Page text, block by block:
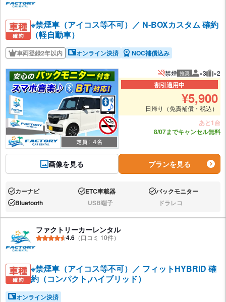
※禁煙車（アイコス等不可）／ N-BOXカスタム 確約
（軽自動車）
車両登録2年以内 オンライン決済 NOC補償込み
画像を見る
禁煙 推奨 推奨人数
×3 推
×2
割引適用中
¥5,900
日帰り（免責補償・税込）
あと1台
8/07までキャンセル無料
プランを見る
あり:カーナビ あり:ETC車載器 あり:バックモニター
あり:Bluetooth なし:USB端子 なし:ドラレコ
ファクトリーカーレンタル
4.6 （口コミ 10件）
※禁煙車（アイコス等不可）／ フィットHYBRID 確
約（コンパクト,ハイブリッド）
オンライン決済